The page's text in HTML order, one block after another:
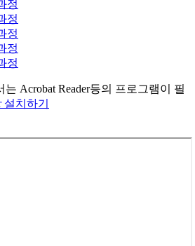
정
정
정
정
정
Acrobat Reader등의 프로그램이 필
설치하기